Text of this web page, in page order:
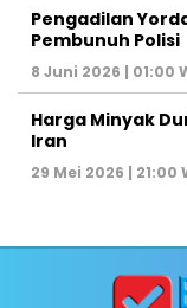
Pengadilan
Pembunuh Polisi
8 Juni 2026 | 01:00
Harga Minyak
Iran
29 Mei 2026 | 21:00